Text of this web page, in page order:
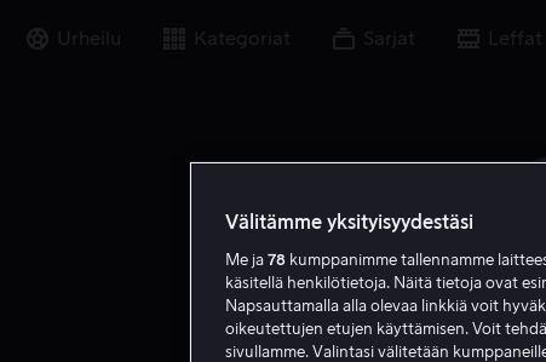
Urheilu Kategoriat Sarjat Leffat
Välitämme yksityisyydestäsi
Me ja 78 kumppanimme tallennamme
käsitellä henkilötietoja. Näitä tietoja ovat
Napsauttamalla alla olevaa linkkiä voit
oikeutettujen etujen käyttämisen. Voit
sivullamme. Valintasi välitetään